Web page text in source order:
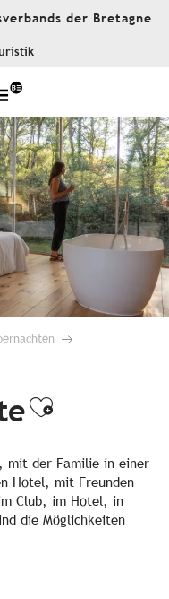
der Bretagne
Ajouter
mit der Familie in einer
Hotel, mit Freunden
Club, im Hotel, in
die Möglichkeiten